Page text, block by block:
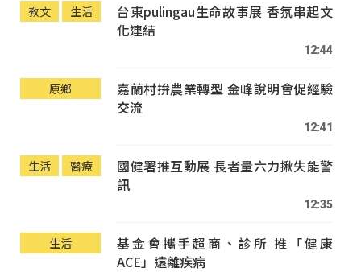
教文 生活
台東pulingau生命故事展 香氛串起文
化連結
12:44
原鄉
嘉蘭村拚農業轉型 金峰說明會促經驗
交流
12:41
生活 醫療
國健署推互動展 長者量六力揪失能警
訊
12:35
生活
基金會攜手超商、診所 推「健康
ACE」遠離疾病